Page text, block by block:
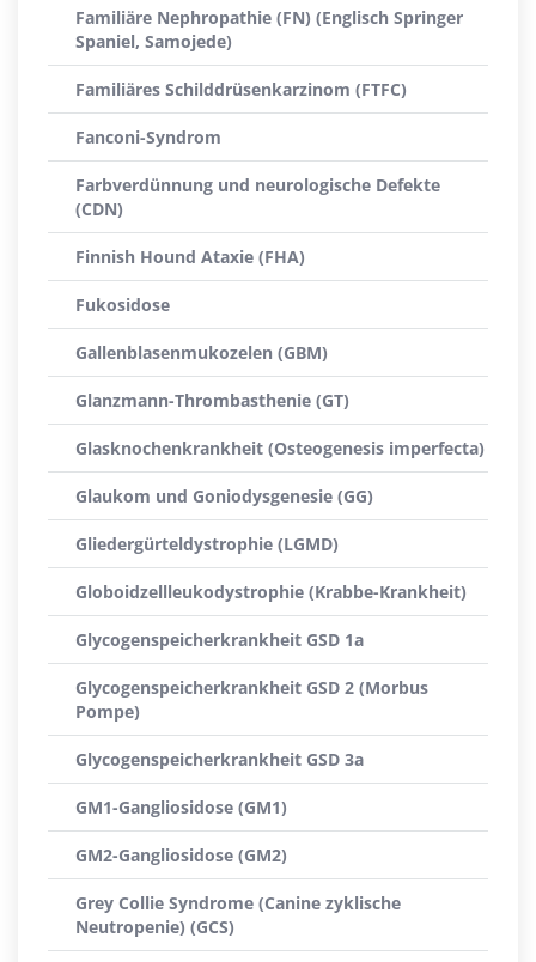
Familiäre Nephropathie (FN) (Englisch Springer
Spaniel, Samojede)
Familiäres Schilddrüsenkarzinom (FTFC)
Fanconi-Syndrom
Farbverdünnung und neurologische Defekte
(CDN)
Finnish Hound Ataxie (FHA)
Fukosidose
Gallenblasenmukozelen (GBM)
Glanzmann-Thrombasthenie (GT)
Glasknochenkrankheit (Osteogenesis imperfecta)
Glaukom und Goniodysgenesie (GG)
Gliedergürteldystrophie (LGMD)
Globoidzellleukodystrophie (Krabbe-Krankheit)
Glycogenspeicherkrankheit GSD 1a
Glycogenspeicherkrankheit GSD 2 (Morbus
Pompe)
Glycogenspeicherkrankheit GSD 3a
GM1-Gangliosidose (GM1)
GM2-Gangliosidose (GM2)
Grey Collie Syndrome (Canine zyklische
Neutropenie) (GCS)